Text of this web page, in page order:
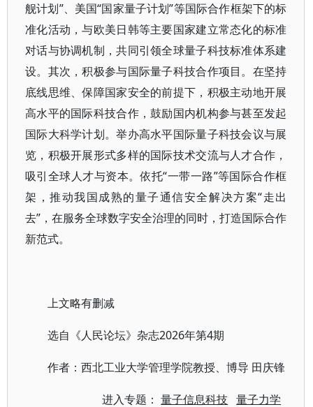
舰计划”、美国“国家量子计划”等国际合作框架下的标
准化活动，与欧美日韩等主要国家建立常态化的标准
对话与协调机制，共同引领全球量子科技标准体系建
设。其次，积极参与国际量子科技合作项目。在坚持
底线思维、保障国家安全的前提下，积极主动地开展
高水平的国际科技合作，鼓励国内机构参与甚至发起
国际大科学计划。举办高水平国际量子科技会议与展
览，积极开展形式多样的国际技术交流与人才合作，
吸引全球人才与资本。依托“一带一路”等国际合作框
架，推动我国成熟的量子通信安全解决方案“走出
去”，在服务全球数字安全治理的同时，打造国际合作
新范式。
上文略有删减
选自《人民论坛》杂志2026年第4期
作者：西北工业大学管理学院教授、博导 田庆锋
进入专题：量子信息科技 量子力学